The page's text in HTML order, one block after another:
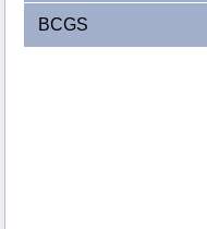
BCGS